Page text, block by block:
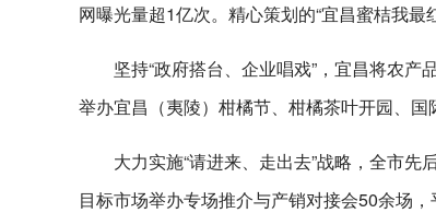
网曝光量超1亿次。精心策划的“宜昌蜜桔我最
坚持“政府搭台、企业唱戏”，宜昌将农
举办宜昌（夷陵）柑橘节、柑橘茶叶开园、国
大力实施“请进来、走出去”战略，全市
目标市场举办专场推介与产销对接会50余场